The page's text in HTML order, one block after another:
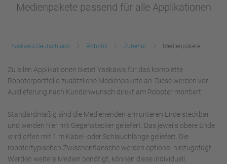
Medienpakete passend für alle Applikationen
Yaskawa Deutschland Robotik Zubehör Medienpakete
Zu allen Applikationen bietet Yaskawa für das komplette
Roboterportfolio zusätzliche Medienpakete an. Diese werden vor
Auslieferung nach Kundenwunsch direkt am Roboter montiert.
Standardmäßig sind die Medienenden am unteren Ende steckbar
und werden hier mit Gegenstecker geliefert. Das jeweils obere Ende
wird offen mit 1 m Kabel- oder Schlauchlänge geliefert. Die
robotertypischen Zwischenflansche werden optional hinzugefügt.
Werden weitere Medien benötigt, können diese individuell